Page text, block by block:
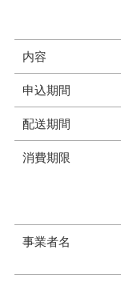
内容
申込期間
配送期間
消費期限
事業者名